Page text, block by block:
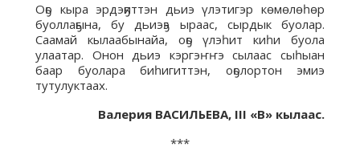
Оҕо кыра эрдэҕиттэн дьиэ үлэтигэр көмөлөһөр
буоллаҕына, бу дьиэҕэ ыраас, сырдык буолар.
Саамай кылаабынайа, оҕо үлэһит киһи буола
улаатар. Онон дьиэ кэргэҥҥэ сылаас сыһыан
баар буолара биһигиттэн, оҕолортон эмиэ
тутулуктаах.
Валерия ВАСИЛЬЕВА, III «В» кылаас.
***